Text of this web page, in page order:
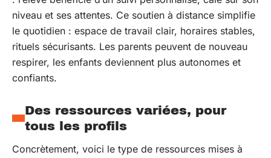
niveau et ses attentes. Ce soutien à distance simplifie
le quotidien : espace de travail clair, horaires stables,
rituels sécurisants. Les parents peuvent de nouveau
respirer, les enfants deviennent plus autonomes et
confiants.
Des ressources variées, pour
tous les profils
Concrètement, voici le type de ressources mises à